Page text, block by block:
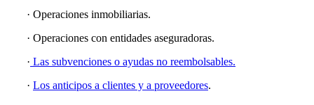
· Operaciones inmobiliarias.
· Operaciones con entidades aseguradoras.
· Las subvenciones o ayudas no reembolsables.
· Los anticipos a clientes y a proveedores.